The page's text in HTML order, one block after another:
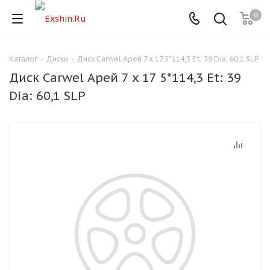
0
Каталог - Диски - Диск Carwel Арей 7 x 17 5*114,3 Et: 39 Dia: 60,1 SLP
Диск Carwel Арей 7 x 17 5*114,3 Et: 39
Dia: 60,1 SLP
Для клиентов всех банков
Разбейте
График платежей